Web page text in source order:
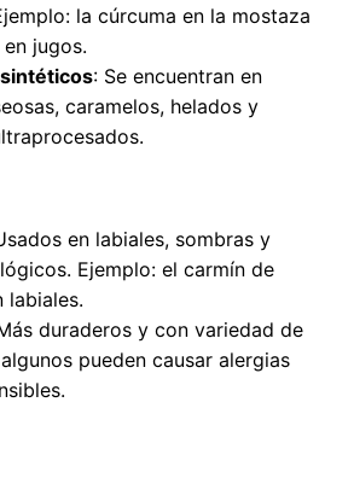
la cúrcuma en la mostaza
jugos.
: Se encuentran en
caramelos, helados y
en labiales, sombras y
Ejemplo: el carmín de
labiales.
duraderos y con variedad de
pueden causar alergias